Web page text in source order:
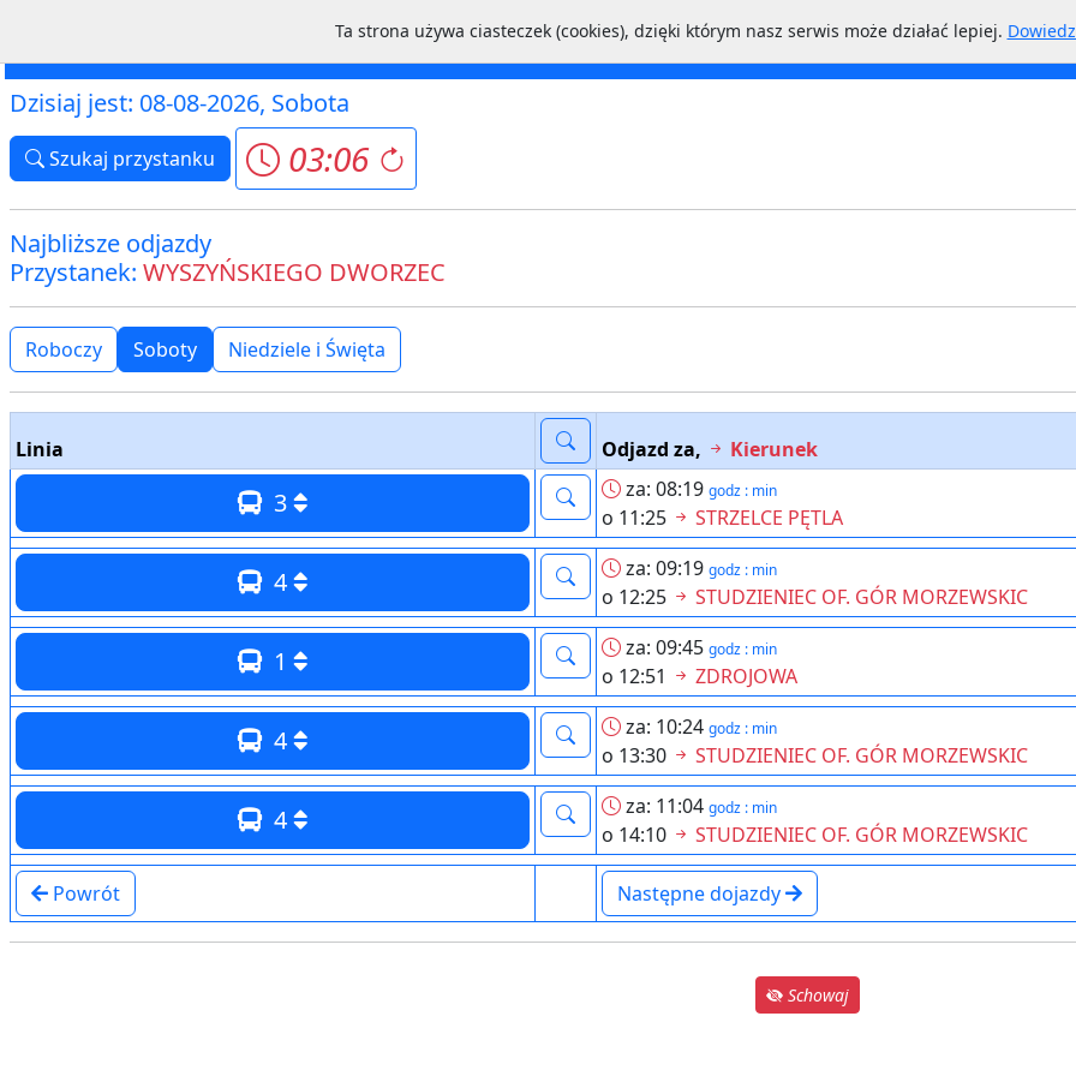
Schemat
Mapa Linie Przystanki NextBus Miasto
Dzisiaj jest: 08-08-2026, Sobota
Szukaj przystanku 03:06
Najbliższe odjazdy
Przystanek: WYSZYŃSKIEGO DWORZEC
Roboczy Soboty Niedziele i Święta
Linia Odjazd za, Kierunek
3 za: 08:19 godz : min
o 11:25 STRZELCE PĘTLA
4 za: 09:19 godz : min
o 12:25 STUDZIENIEC OF. GÓR MORZEWSKIC
1 za: 09:45 godz : min
o 12:51 ZDROJOWA
4 za: 10:24 godz : min
o 13:30 STUDZIENIEC OF. GÓR MORZEWSKIC
4 za: 11:04 godz : min
o 14:10 STUDZIENIEC OF. GÓR MORZEWSKIC
Powrót Następne dojazdy
Schowaj
Ta strona używa ciasteczek (cookies), dzięki którym nasz serwis może działać lepiej.